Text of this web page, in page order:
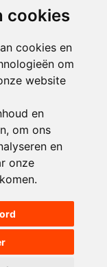
cookies
cookies en
om
website
en
om ons
en
onze